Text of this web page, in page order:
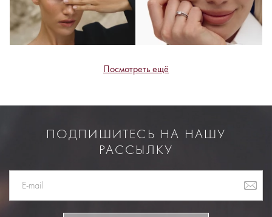
Посмотреть ещё
ПОДПИШИТЕСЬ НА НАШУ
РАССЫЛКУ